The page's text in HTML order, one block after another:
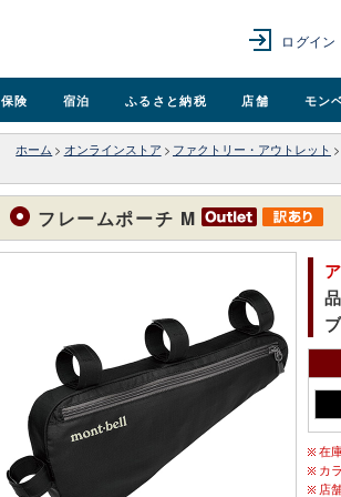
ログイン
保険 宿泊 ふるさと納税 店舗 モン
ホーム > オンラインストア > ファクトリー・アウトレット >
フレームポーチ M
在
カ
店